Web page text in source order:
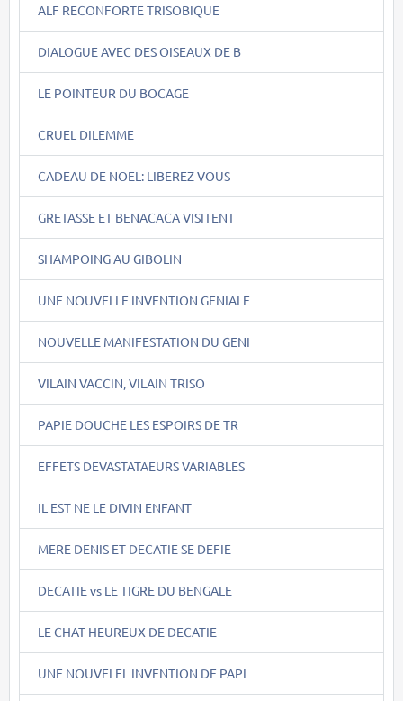
ALF RECONFORTE TRISOBIQUE
DIALOGUE AVEC DES OISEAUX DE B
LE POINTEUR DU BOCAGE
CRUEL DILEMME
CADEAU DE NOEL: LIBEREZ VOUS
GRETASSE ET BENACACA VISITENT
SHAMPOING AU GIBOLIN
UNE NOUVELLE INVENTION GENIALE
NOUVELLE MANIFESTATION DU GENI
VILAIN VACCIN, VILAIN TRISO
PAPIE DOUCHE LES ESPOIRS DE TR
EFFETS DEVASTATAEURS VARIABLES
IL EST NE LE DIVIN ENFANT
MERE DENIS ET DECATIE SE DEFIE
DECATIE vs LE TIGRE DU BENGALE
LE CHAT HEUREUX DE DECATIE
UNE NOUVELEL INVENTION DE PAPI